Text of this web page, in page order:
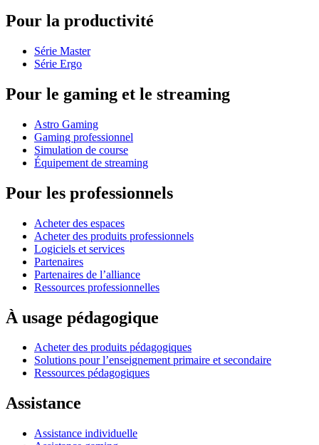
Pour la productivité
Série Master
Série Ergo
Pour le gaming et le streaming
Astro Gaming
Gaming professionnel
Simulation de course
Équipement de streaming
Pour les professionnels
Acheter des espaces
Acheter des produits professionnels
Logiciels et services
Partenaires
Partenaires de l’alliance
Ressources professionnelles
À usage pédagogique
Acheter des produits pédagogiques
Solutions pour l’enseignement primaire et secondaire
Ressources pédagogiques
Assistance
Assistance individuelle